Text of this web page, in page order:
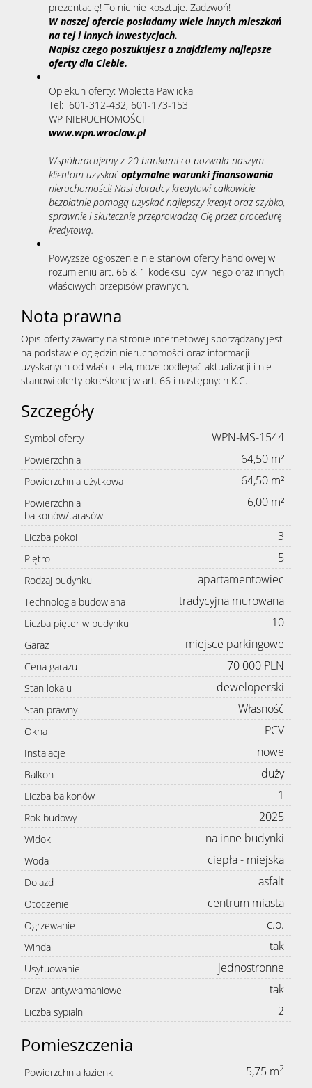
prezentację! To nic nie kosztuje. Zadzwoń!
W naszej ofercie posiadamy wiele innych mieszkań
na tej i innych inwestycjach.
Napisz czego poszukujesz a znajdziemy najlepsze
oferty dla Ciebie.
Opiekun oferty: Wioletta Pawlicka
Tel: 601-312-432, 601-173-153
WP NIERUCHOMOŚCI
www.wpn.wroclaw.pl
Współpracujemy z 20 bankami co pozwala naszym
klientom uzyskaćoptymalne warunki finansowania
nieruchomości! Nasi doradcy kredytowi całkowicie
bezpłatnie pomogą uzyskać najlepszy kredyt oraz szybko,
sprawnie i skutecznie przeprowadzą Cię przez procedurę
kredytową.
Powyższe ogłoszenie nie stanowi oferty handlowej w
rozumieniu art. 66 & 1 kodeksu cywilnego oraz innych
właściwych przepisów prawnych.
Nota prawna
Opis oferty zawarty na stronie internetowej sporządzany jest
na podstawie oględzin nieruchomości oraz informacji
uzyskanych od właściciela, może podlegać aktualizacji i nie
stanowi oferty określonej w art. 66 i następnych K.C.
Szczegóły
Symbol oferty WPN-MS-1544
Powierzchnia 64,50 m²
Powierzchnia użytkowa 64,50 m²
Powierzchnia
balkonów/tarasów
6,00 m²
Liczba pokoi 3
Piętro 5
Rodzaj budynku apartamentowiec
Technologia budowlana tradycyjna murowana
Liczba pięter w budynku 10
Garaż miejsce parkingowe
Cena garażu 70 000 PLN
Stan lokalu deweloperski
Stan prawny Własność
Okna PCV
Instalacje nowe
Balkon duży
Liczba balkonów 1
Rok budowy 2025
Widok na inne budynki
Woda ciepła - miejska
Dojazd asfalt
Otoczenie centrum miasta
Ogrzewanie c.o.
Winda tak
Usytuowanie jednostronne
Drzwi antywłamaniowe tak
Liczba sypialni 2
Pomieszczenia
Powierzchnia łazienki 5,75 m2